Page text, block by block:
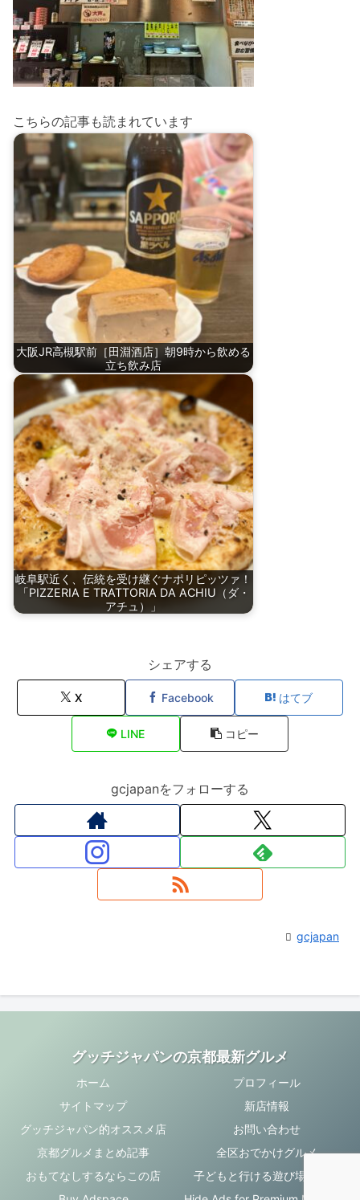
こちらの記事も読まれています
大阪JR高槻駅前［田淵酒店］朝9時から飲める
立ち飲み店
岐阜駅近く、伝統を受け継ぐナポリピッツァ！
「PIZZERIA E TRATTORIA DA ACHIU（ダ・
アチュ）」
シェアする
X Facebook はてブ
LINE コピー
gcjapanをフォローする
gcjapan
グッチジャパンの京都最新グルメ
ホーム
プロフィール
サイトマップ
新店情報
グッチジャパン的オススメ店
お問い合わせ
京都グルメまとめ記事
全区おでかけグルメ
おもてなしするならこの店
子どもと行ける遊び場・お店